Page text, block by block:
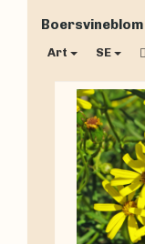
Boersvineblom
Art SE